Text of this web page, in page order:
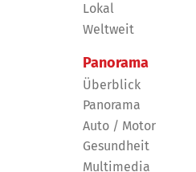
Lokal
Weltweit
Panorama
Überblick
Panorama
Auto / Motor
Gesundheit
Multimedia